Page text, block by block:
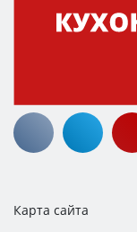
Карта сайта